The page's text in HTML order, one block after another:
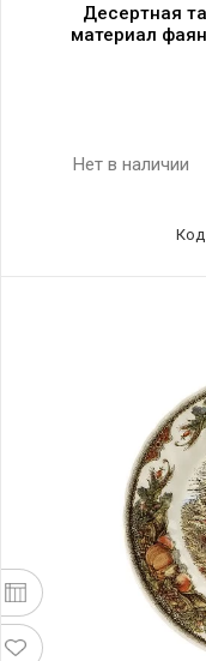
Десертная
материал
Нет в наличии
Код